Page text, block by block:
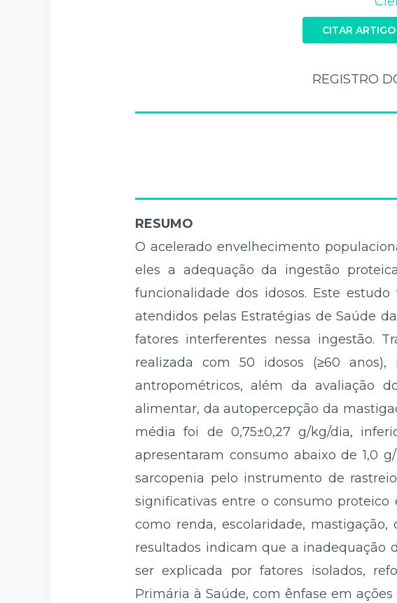
CITAR ARTIGO
REGISTRO
RESUMO
O acelerado envelhecimento
eles a adequação da ingestão
funcionalidade dos idosos. Este
atendidos pelas Estratégias de Saúde
fatores interferentes nessa ingestão.
realizada com 50 idosos (≥60
antropométricos, além da avaliação
alimentar, da autopercepção da
média foi de 0,75±0,27 g/kg/dia,
apresentaram consumo abaixo de 1,0
sarcopenia pelo instrumento de
significativas entre o consumo proteico
como renda, escolaridade,
resultados indicam que a inadequação
ser explicada por fatores isolados,
Primária à Saúde, com ênfase em